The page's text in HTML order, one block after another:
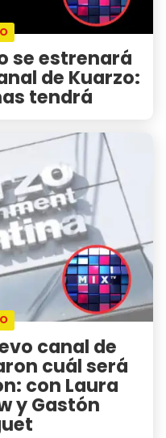
se estrenará
de Kuarzo:
tendrá
canal de
cuál será
con Laura
y Gastón